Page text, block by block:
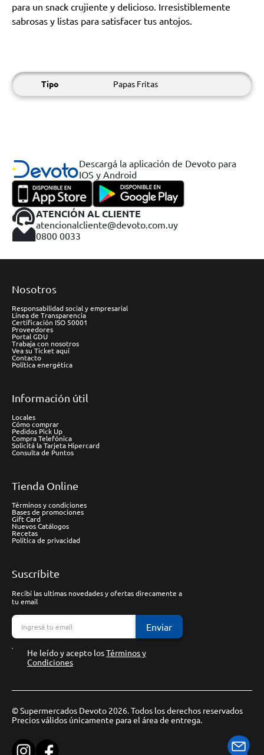
para un snack crujiente y delicioso. Irresistiblemente
sabrosas y listas para satisfacer tus antojos.
Tipo Papas Fritas
Descargá la aplicación de Devoto para
IOS y Android
ATENCIÓN AL CLIENTE
atencionalcliente@devoto.com.uy
0800 0033
Nosotros
Responsabilidad social y empresarial
Línea de Transparencia
Certificación ISO 50001
Proveedores
Portal GDU
Trabaja con nosotros
Vea su Ticket aquí
Contacto
Política energética
Información útil
Locales
Cómo comprar
Pedidos Pick Up
Compra Telefónica
Solicitá la Tarjeta Hipercard
Consulta de Puntos
Tienda Online
Términos y condiciones
Bases de promociones
Gift Card
Nuevos Catálogos
Recetas
Política de privacidad
Suscríbite
Recibí las ultimas novedades y ofertas direcamente a
tu email
Enviar
He leído y acepto losTérminos y
Condiciones
© Supermercados Devoto 2026. Todos los derechos reservados
Precios válidos únicamente para el área de entrega.